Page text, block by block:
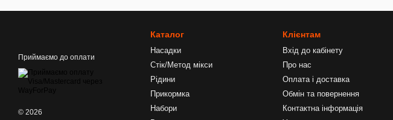
для спортивних і запресингованих водойм
Внутрішній лінк:
Варені бойли
Приймаємо до оплати
© 2026
Каталог
Насадки
Стік/Метод мікси
Рідини
Прикормка
Набори
Клієнтам
Вхід до кабінету
Про нас
Оплата і доставка
Обмін та повернення
Контактна інформація